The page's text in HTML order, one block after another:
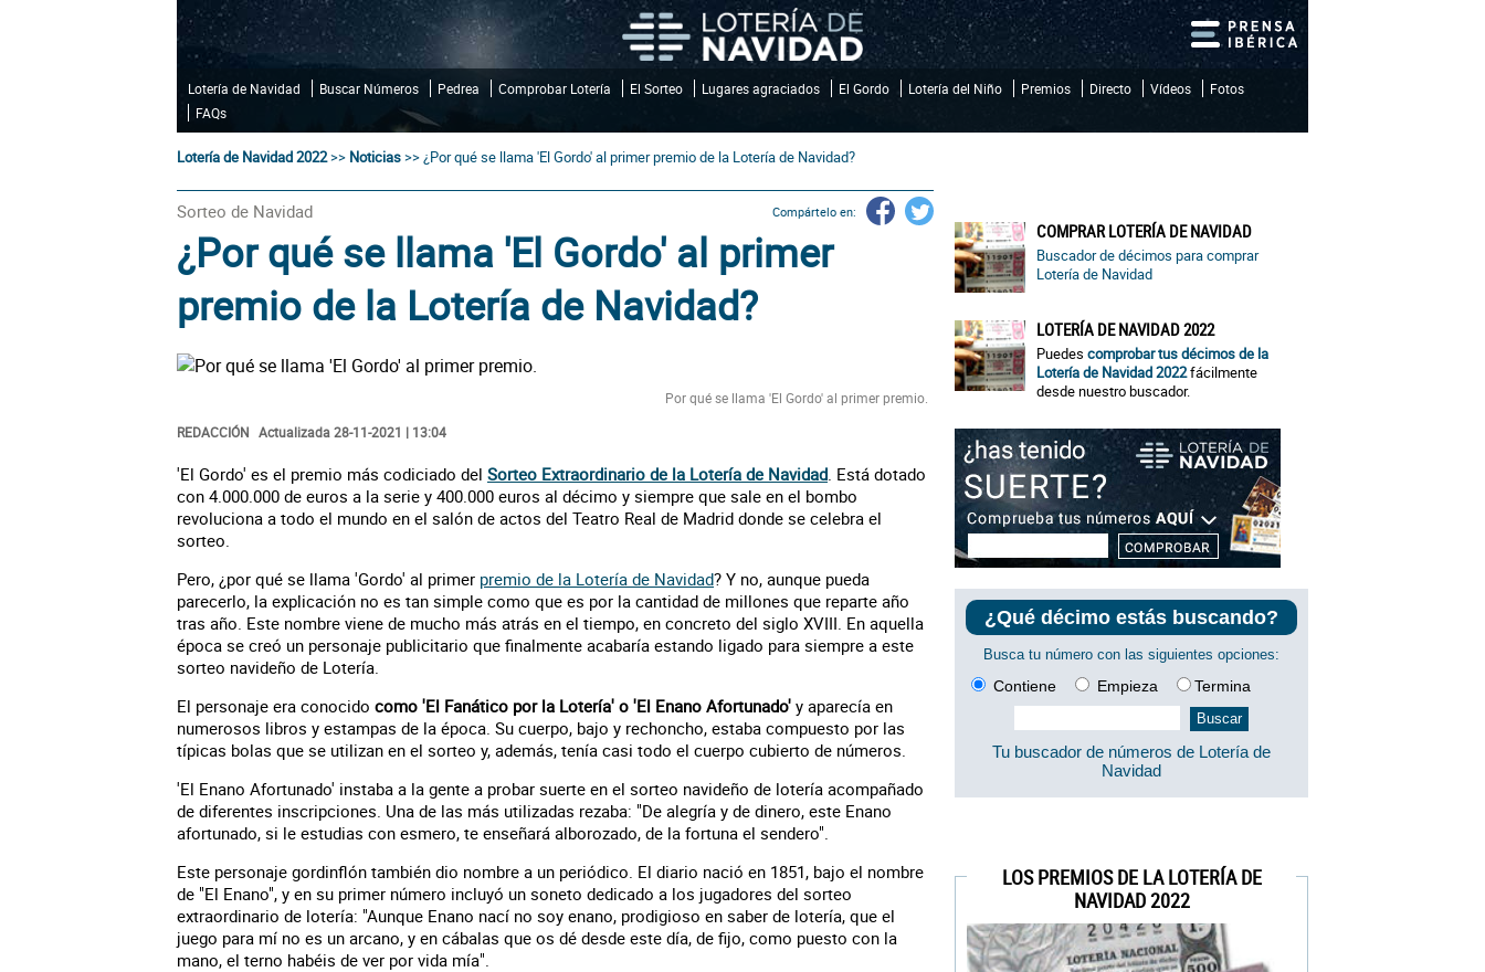
Lotería de Navidad Buscar Números Pedrea Comprobar Lotería El Sorteo Lugares agraciados El Gordo Lotería del Niño Premios Directo Vídeos
Fotos
FAQs
Lotería de Navidad 2022>> Noticias>>¿Por qué se llama 'El Gordo' al primer premio de la Lotería de Navidad?
Compártelo en:
Sorteo de Navidad
¿Por qué se llama 'El Gordo' al primer
premio de la Lotería de Navidad?
Por qué se llama 'El Gordo' al primer premio.
REDACCIÓN Actualizada 28-11-2021 | 13:04
'El Gordo' es el premio más codiciado del Sorteo Extraordinario de la Lotería de Navidad. Está dotado
con 4.000.000 de euros a la serie y 400.000 euros al décimo y siempre que sale en el bombo
revoluciona a todo el mundo en el salón de actos del Teatro Real de Madrid donde se celebra el
sorteo.
Pero, ¿por qué se llama 'Gordo' al primer premio de la Lotería de Navidad? Y no, aunque pueda
parecerlo, la explicación no es tan simple como que es por la cantidad de millones que reparte año
tras año. Este nombre viene de mucho más atrás en el tiempo, en concreto del siglo XVIII. En aquella
época se creó un personaje publicitario que finalmente acabaría estando ligado para siempre a este
sorteo navideño de Lotería.
El personaje era conocido como 'El Fanático por la Lotería' o 'El Enano Afortunado' y aparecía en
numerosos libros y estampas de la época. Su cuerpo, bajo y rechoncho, estaba compuesto por las
típicas bolas que se utilizan en el sorteo y, además, tenía casi todo el cuerpo cubierto de números.
'El Enano Afortunado' instaba a la gente a probar suerte en el sorteo navideño de lotería acompañado
de diferentes inscripciones. Una de las más utilizadas rezaba: "De alegría y de dinero, este Enano
afortunado, si le estudias con esmero, te enseñará alborozado, de la fortuna el sendero".
Este personaje gordinflón también dio nombre a un periódico. El diario nació en 1851, bajo el nombre
de "El Enano", y en su primer número incluyó un soneto dedicado a los jugadores del sorteo
extraordinario de lotería: "Aunque Enano nací no soy enano, prodigioso en saber de lotería, que el
juego para mí no es un arcano, y en cábalas que os dé desde este día, de fijo, como puesto con la
mano, el terno habéis de ver por vida mía".
COMPRAR LOTERÍA DE NAVIDAD
Buscador de décimos para comprar
Lotería de Navidad
LOTERÍA DE NAVIDAD 2022
Puedes comprobar tus décimos de la
Lotería de Navidad 2022fácilmente
desde nuestro buscador.
¿Qué décimo estás buscando?
Busca tu número con las siguientes opciones:
Contiene Empieza Termina
Tu buscador de números de Lotería de
Navidad
LOS PREMIOS DE LA LOTERÍA DE
NAVIDAD 2022